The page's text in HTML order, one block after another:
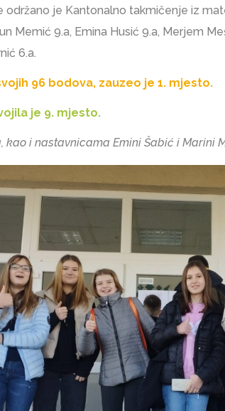
održano je Kantonalno takmičenje iz
Memić 9.a, Emina Husić 9.a, Merjem
6.a.
96 bodova, zauzeo je 1. mjesto.
je 9. mjesto.
kao i nastavnicama Emini Šabić i Marini